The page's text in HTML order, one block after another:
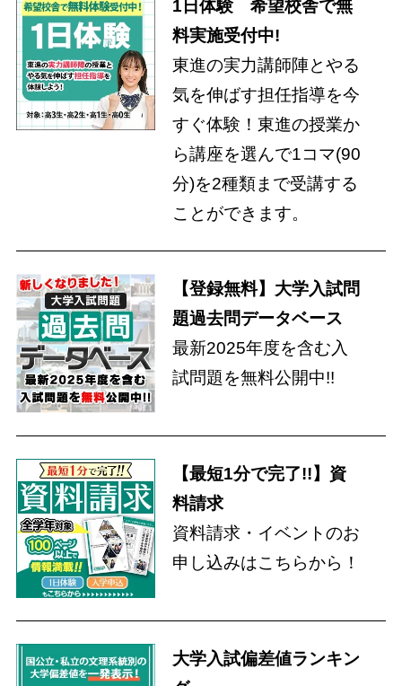
1日体験 希望校舎で無
料実施受付中!
東進の実力講師陣とやる
気を伸ばす担任指導を今
すぐ体験！東進の授業か
ら講座を選んで1コマ(90
分)を2種類まで受講する
ことができます。
【登録無料】大学入試問
題過去問データベース
最新2025年度を含む入
試問題を無料公開中!!
【最短1分で完了!!】資
料請求
資料請求・イベントのお
申し込みはこちらから！
大学入試偏差値ランキン